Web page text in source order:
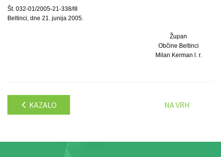
Št. 032-01/2005-21-338/III
Beltinci, dne 21. junija 2005.
Župan
Občine Beltinci
Milan Kerman l. r.
KAZALO NA VRH